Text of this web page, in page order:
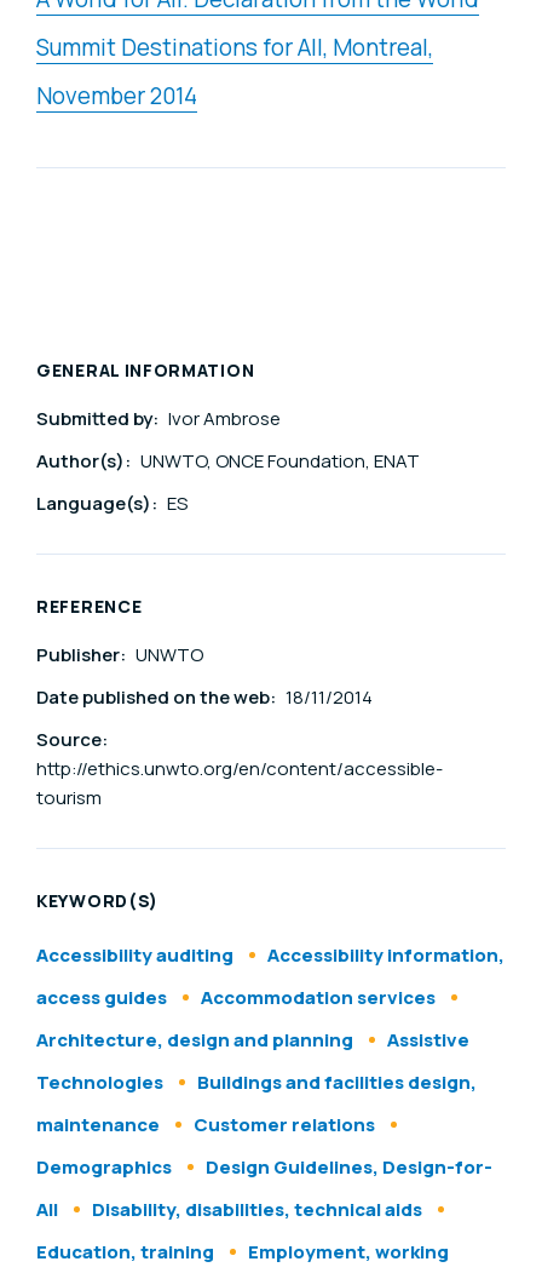
Summit Destinations for All, Montreal,
November 2014
GENERAL INFORMATION
Submitted by: Ivor Ambrose
Author(s): UNWTO, ONCE Foundation, ENAT
Language(s): ES
REFERENCE
Publisher: UNWTO
Date published on the web: 18/11/2014
Source:
http://ethics.unwto.org/en/content/accessible-
tourism
KEYWORD(S)
Accessibility auditing
Accessibility information,
access guides
Accommodation services
Architecture, design and planning
Assistive
Technologies
Buildings and facilities design,
maintenance
Customer relations
Demographics
Design Guidelines, Design-for-
All
Disability, disabilities, technical aids
Education, training
Employment, working